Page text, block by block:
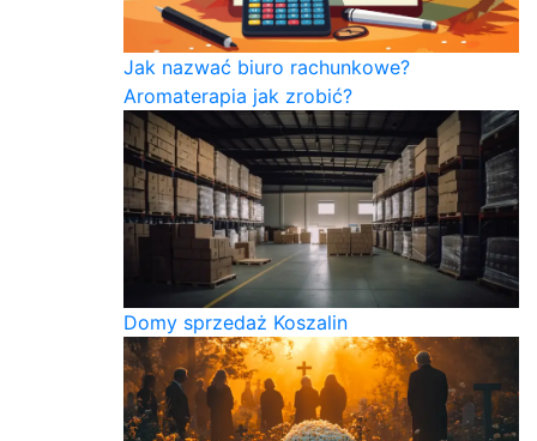
Jak nazwać biuro rachunkowe?
Aromaterapia jak zrobić?
Domy sprzedaż Koszalin